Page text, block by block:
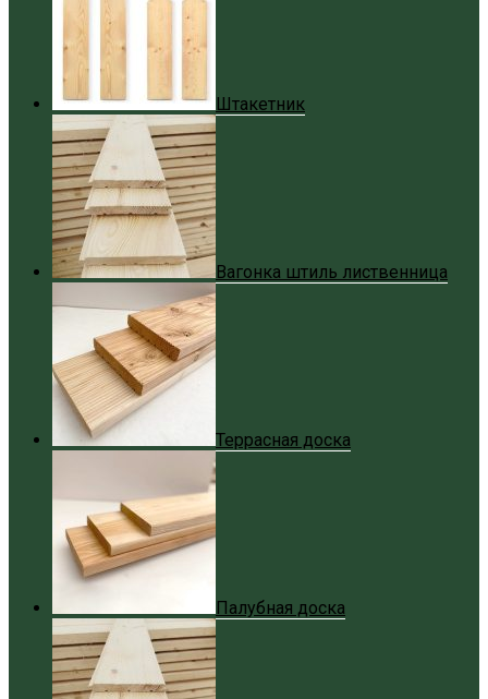
Штакетник
Вагонка штиль лиственница
Террасная доска
Палубная доска